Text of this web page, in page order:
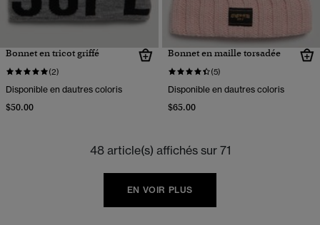
Bonnet en tricot griffé
(2)
Disponible en dautres coloris
$50.00
Bonnet en maille torsadée
(5)
Disponible en dautres coloris
$65.00
48 article(s) affichés sur 71
EN VOIR PLUS